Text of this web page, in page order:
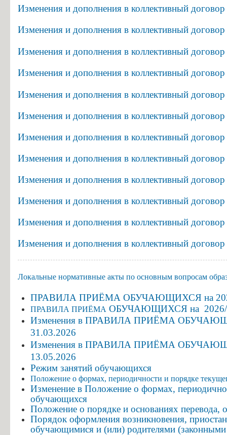
Основание для представления льгот
Особенности приема иностранных граждан
Студентам
Льготный кредит на образование
Информация об организации ежедневных «входных фильтров»
Информация об общежитиях
Заочное отделение
Информация о закреплении за каждой группой отдельного
Памятки по безопасности
Изменения и дополнения в коллективный
Изменения и дополнения в коллективный
Изменения и дополнения в коллективный
Изменения и дополнения в коллективный
Изменения и дополнения в коллективный
Изменения и дополнения в коллективный
Изменения и дополнения в коллективный
Изменения и дополнения в коллективный
Изменения и дополнения в коллективный
Изменения и дополнения в коллективный
Изменения и дополнения в коллективный
Изменения и дополнения в коллективный
Локальные нормативные акты по основным вопросам
ПРАВИЛА ПРИЁМА ОБУЧАЮЩИХСЯ на
ПРАВИЛА ПРИЁМА ОБУЧАЮЩИХСЯ на
Изменения в ПРАВИЛА ПРИЁМА
31.03.2026
Изменения в ПРАВИЛА ПРИЁМА
13.05.2026
Режим занятий обучающихся
Положение о формах, периодичности и порядке
Изменение в Положение о формах,
обучающихся
Положение о порядке и основаниях перевода,
Порядок оформления возникновения,
обучающимися и (или) родителями
копии
Изменения
Устав
"ГК
виде
Изменения
Устав
ГБПОУ
г.Сызрани"
виде
копии
Копия
СВИДЕТЕЛЬСТВА
государственной
аккредитации
приложениями)
Режим
занятий
обучающихся
Положение